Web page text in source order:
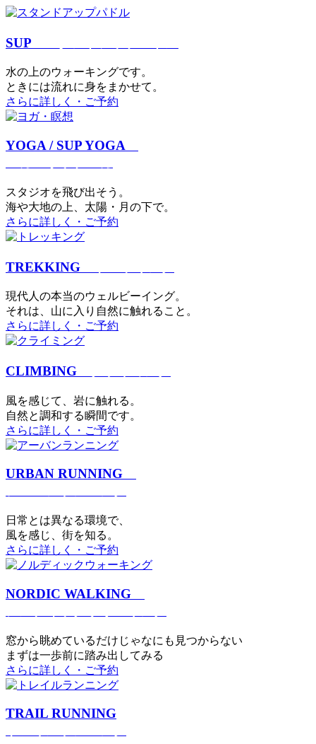
SUP
⽔の上のウォーキングです。
ときには流れに身をまかせて。
さらに詳しく・ご予約
YOGA / SUP YOGA
スタジオを⾶び出そう。
海や大地の上、太陽・⽉の下で。
さらに詳しく・ご予約
TREKKING
現代⼈の本当のウェルビーイング。
それは、⼭に⼊り⾃然に触れること。
さらに詳しく・ご予約
CLIMBING
⾵を感じて、岩に触れる。
⾃然と調和する瞬間です。
さらに詳しく・ご予約
URBAN RUNNING
日常とは異なる環境で、
風を感じ、街を知る。
さらに詳しく・ご予約
NORDIC WALKING
窓から眺めているだけじゃなにも見つからない
まずは一歩前に踏み出してみる
さらに詳しく・ご予約
TRAIL RUNNING